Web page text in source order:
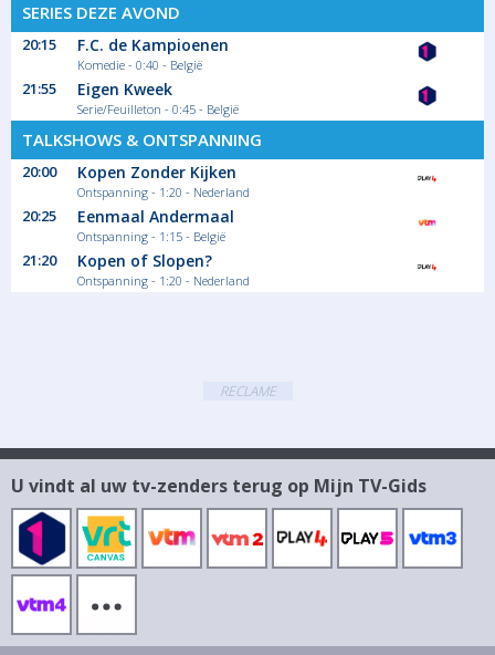
SERIES DEZE AVOND
20:15 F.C. de Kampioenen
Komedie - 0:40 - België
21:55 Eigen Kweek
Serie/Feuilleton - 0:45 - België
TALKSHOWS & ONTSPANNING
20:00 Kopen Zonder Kijken
Ontspanning - 1:20 - Nederland
20:25 Eenmaal Andermaal
Ontspanning - 1:15 - België
21:20 Kopen of Slopen?
Ontspanning - 1:20 - Nederland
RECLAME
U vindt al uw tv-zenders terug op Mijn TV-Gids